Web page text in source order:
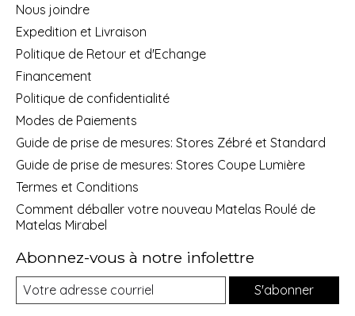
Nous joindre
Expedition et Livraison
Politique de Retour et d'Echange
Financement
Politique de confidentialité
Modes de Paiements
Guide de prise de mesures: Stores Zébré et Standard
Guide de prise de mesures: Stores Coupe Lumière
Termes et Conditions
Comment déballer votre nouveau Matelas Roulé de
Matelas Mirabel
Abonnez-vous à notre infolettre
S'abonner